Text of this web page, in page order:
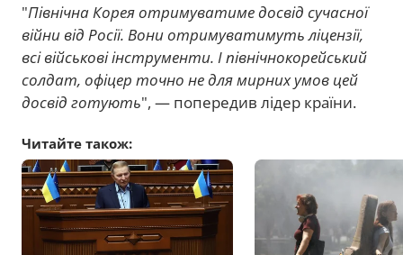
"Північна Корея отримуватиме досвід сучасної
війни від Росії. Вони отримуватимуть ліцензії,
всі військові інструменти. І північнокорейський
солдат, офіцер точно не для мирних умов цей
досвід готують", — попередив лідер країни.
Читайте також: